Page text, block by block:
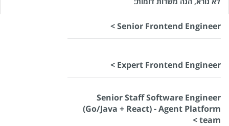
Senior Frontend Engineer >
Expert Frontend Engineer >
Senior Staff Software Engineer
(Go/Java + React) - Agent Platform
team >